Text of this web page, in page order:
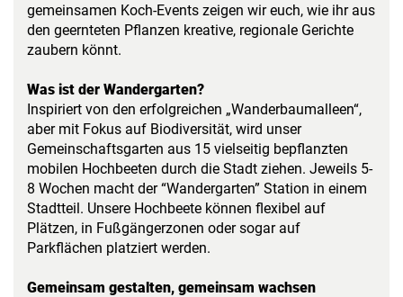
gemeinsamen Koch-Events zeigen wir euch, wie ihr aus
den geernteten Pflanzen kreative, regionale Gerichte
zaubern könnt.
Was ist der Wandergarten?
Inspiriert von den erfolgreichen „Wanderbaumalleen“,
aber mit Fokus auf Biodiversität, wird unser
Gemeinschaftsgarten aus 15 vielseitig bepflanzten
mobilen Hochbeeten durch die Stadt ziehen. Jeweils 5-
8 Wochen macht der “Wandergarten” Station in einem
Stadtteil. Unsere Hochbeete können flexibel auf
Plätzen, in Fußgängerzonen oder sogar auf
Parkflächen platziert werden.
Gemeinsam gestalten, gemeinsam wachsen